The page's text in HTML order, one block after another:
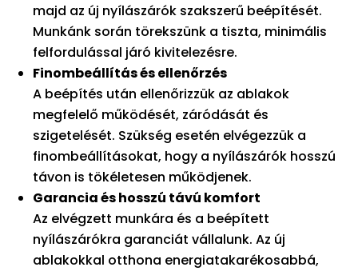
majd az új nyílászárók szakszerű beépítését.
Munkánk során törekszünk a tiszta, minimális
felfordulással járó kivitelezésre.
Finombeállítás és ellenőrzés
A beépítés után ellenőrizzük az ablakok
megfelelő működését, záródását és
szigetelését. Szükség esetén elvégezzük a
finombeállításokat, hogy a nyílászárók hosszú
távon is tökéletesen működjenek.
Garancia és hosszú távú komfort
Az elvégzett munkára és a beépített
nyílászárókra garanciát vállalunk. Az új
ablakokkal otthona energiatakarékosabbá,